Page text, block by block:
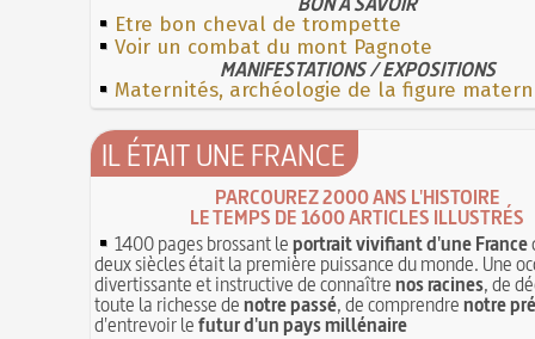
Etre bon cheval de trompette
Voir un combat du mont Pagnote
MANIFESTATIONS / EXPOSITIONS
Maternités, archéologie de la figure
IL ÉTAIT UNE FRANCE
PARCOUREZ 2000 ANS L'HISTOIRE
LE TEMPS DE 1600 ARTICLES ILLUSTRÉS
1400 pages brossant leportrait vivifiant d'une France
deux siècles était la première puissance du monde. Une
divertissante et instructive de connaîtrenos racines, de
toute la richesse denotre passé, de comprendrenotre
d'entrevoir lefutur d'un pays millénaire